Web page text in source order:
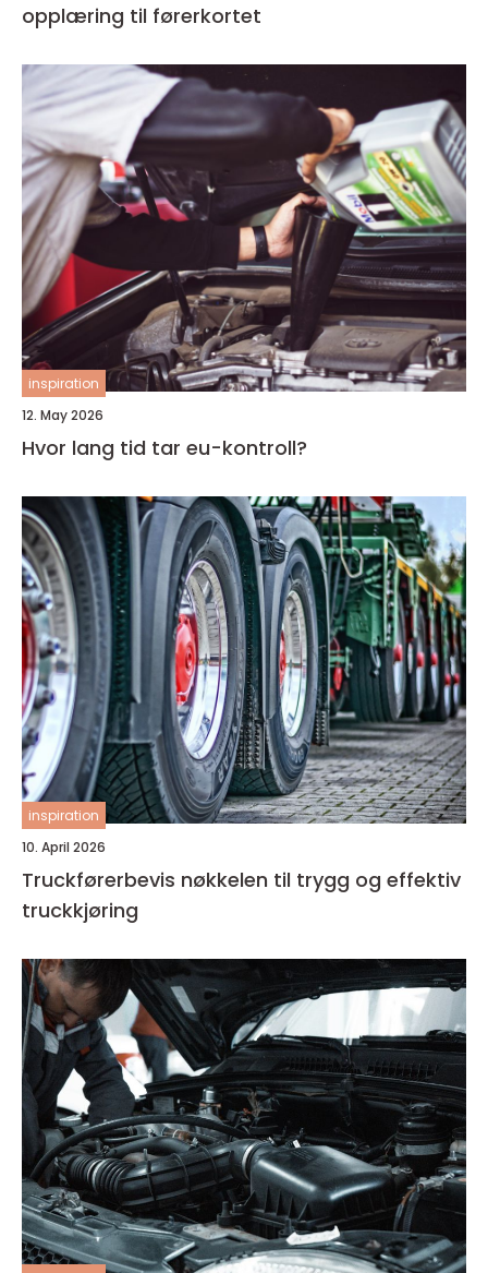
opplæring til førerkortet
inspiration
12. May 2026
Hvor lang tid tar eu-kontroll?
inspiration
10. April 2026
Truckførerbevis nøkkelen til trygg og effektiv
truckkjøring